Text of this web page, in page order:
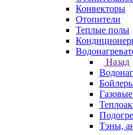
Конвекторы
Отопители
Теплые полы
Назад
Тэны,